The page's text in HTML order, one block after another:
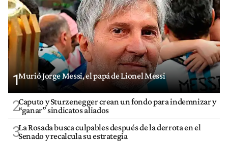
1Murió Jorge Messi, el papá de Lionel Messi
2Caputo y Sturzenegger crean un fondo para indemnizar y
“ganar” sindicatos aliados
3La Rosada busca culpables después de la derrota en el
Senado y recalcula su estrategia